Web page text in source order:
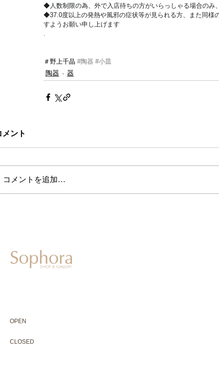
◆人数制限の為、外で入店待ちの方がいらっしゃる場合のみ
◆37.0度以上の発熱や風邪の症状等が見られる方、また同様
すようお願い申し上げます
.
＃野上千晶 #陶器 #小皿
陶器 器
メント
コメントを追加…
OPEN
CLOSED